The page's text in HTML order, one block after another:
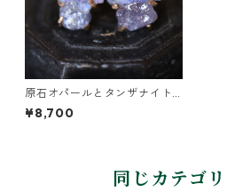
原石オパールとタンザナイト
のピアス
¥8,700
同じカテゴ